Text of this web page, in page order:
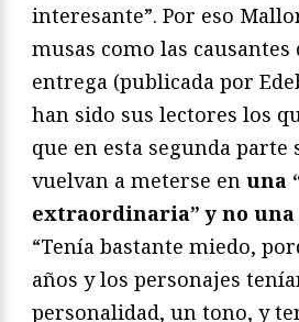
interesante”. Por eso
musas como las causantes
entrega (publicada por
han sido sus lectores los
que en esta segunda parte
vuelvan a meterse en una
extraordinaria” y no una
“Tenía bastante miedo,
años y los personajes
personalidad, un tono, y